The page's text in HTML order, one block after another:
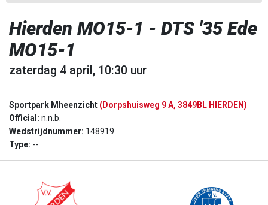
Hierden MO15-1 - DTS '35 Ede
MO15-1
zaterdag 4 april, 10:30 uur
Sportpark Mheenzicht (Dorpshuisweg 9 A, 3849BL HIERDEN)
Official: n.n.b.
Wedstrijdnummer: 148919
Type: --